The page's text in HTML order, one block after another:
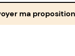
ma proposition